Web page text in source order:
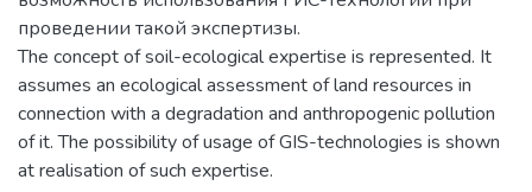
проведении такой экспертизы.
The concept of soil-ecological expertise is represented. It
assumes an ecological assessment of land resources in
connection with a degradation and anthropogenic pollution
of it. The possibility of usage of GIS-technologies is shown
at realisation of such expertise.